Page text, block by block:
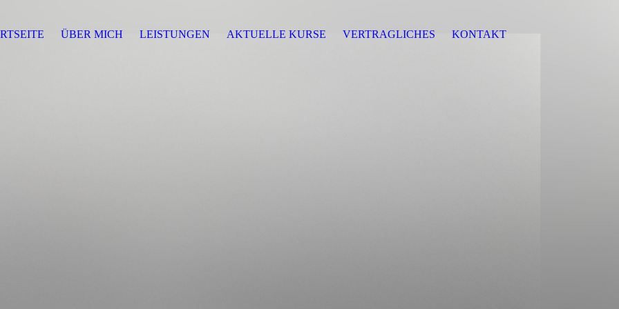
ÜBER MICH LEISTUNGEN AKTUELLE KURSE VERTRAGLICHES KONTAKT